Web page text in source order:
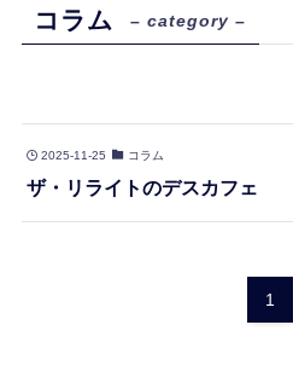
コラム – category –
2025-11-25 コラム
ザ・リライトのデスカフェ
1